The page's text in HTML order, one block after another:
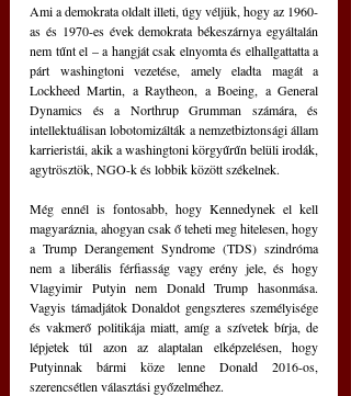
Ami a demokrata oldalt illeti, úgy véljük, hogy az 1960-
as és 1970-es évek demokrata békeszárnya egyáltalán
nem tűnt el – a hangját csak elnyomta és elhallgattatta a
párt washingtoni vezetése, amely eladta magát a
Lockheed Martin, a Raytheon, a Boeing, a General
Dynamics és a Northrup Grumman számára, és
intellektuálisan lobotomizálták a nemzetbiztonsági állam
karrieristái, akik a washingtoni körgyűrűn belüli irodák,
agytrösztök, NGO-k és lobbik között székelnek.
Még ennél is fontosabb, hogy Kennedynek el kell
magyaráznia, ahogyan csak ő teheti meg hitelesen, hogy
a Trump Derangement Syndrome (TDS) szindróma
nem a liberális férfiasság vagy erény jele, és hogy
Vlagyimir Putyin nem Donald Trump hasonmása.
Vagyis támadjátok Donaldot gengszteres személyisége
és vakmerő politikája miatt, amíg a szívetek bírja, de
lépjetek túl azon az alaptalan elképzelésen, hogy
Putyinnak bármi köze lenne Donald 2016-os,
szerencsétlen választási győzelméhez.